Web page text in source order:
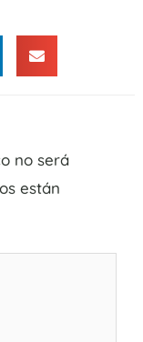
no será
están